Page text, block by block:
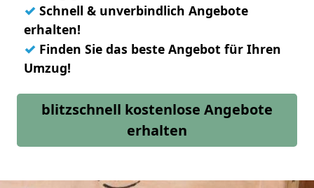
✓ Schnell & unverbindlich Angebote
erhalten!
✓ Finden Sie das beste Angebot für Ihren
Umzug!
blitzschnell kostenlose Angebote
erhalten